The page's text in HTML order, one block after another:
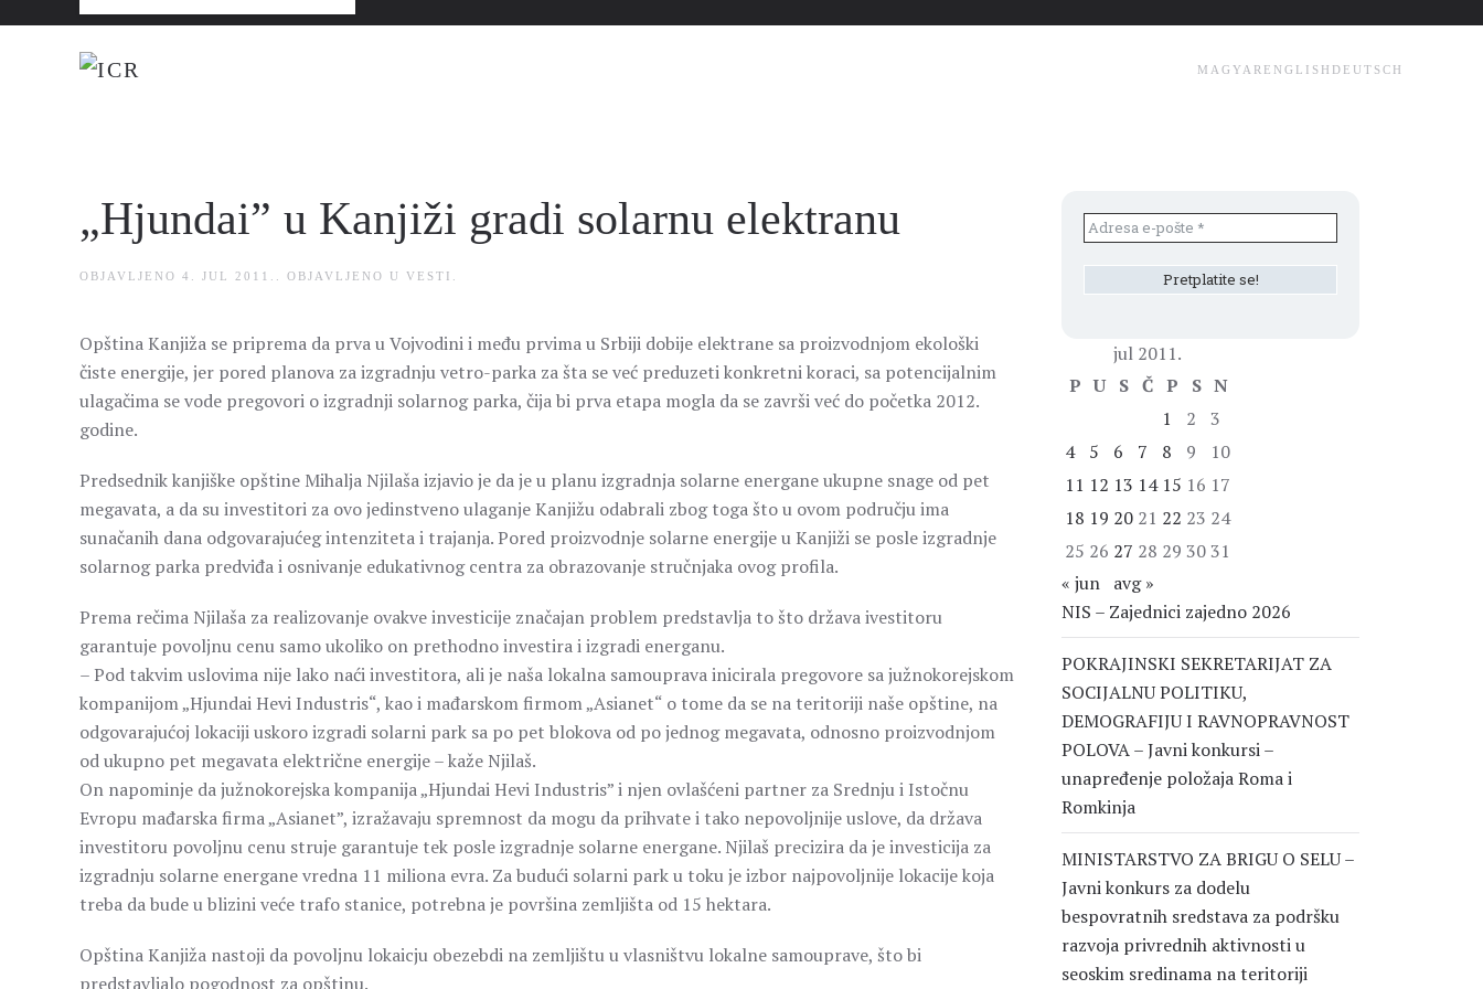
MAGYAR ENGLISH DEUTSCH
„Hjundai” u Kanjiži gradi solarnu elektranu
OBJAVLJENO 4. JUL 2011. . OBJAVLJENO U VESTI
Opština Kanjiža se priprema da prva u Vojvodini i među prvima u Srbiji dobije elektrane sa proizvodnjom ekološki
čiste energije, jer pored planova za izgradnju vetro-parka za šta se već preduzeti konkretni koraci, sa potencijalnim
ulagačima se vode pregovori o izgradnji solarnog parka, čija bi prva etapa mogla da se završi već do početka 2012.
godine.
Predsednik kanjiške opštine Mihalja Njilaša izjavio je da je u planu izgradnja solarne energane ukupne snage od pet
megavata, a da su investitori za ovo jedinstveno ulaganje Kanjižu odabrali zbog toga što u ovom području ima
sunačanih dana odgovarajućeg intenziteta i trajanja. Pored proizvodnje solarne energije u Kanjiži se posle izgradnje
solarnog parka predviđa i osnivanje edukativnog centra za obrazovanje stručnjaka ovog profila.
Prema rečima Njilaša za realizovanje ovakve investicije značajan problem predstavlja to što država ivestitoru
garantuje povoljnu cenu samo ukoliko on prethodno investira i izgradi energanu.
– Pod takvim uslovima nije lako naći investitora, ali je naša lokalna samouprava inicirala pregovore sa južnokorejskom
kompanijom „Hjundai Hevi Industris“, kao i mađarskom firmom „Asianet“ o tome da se na teritoriji naše opštine, na
odgovarajućoj lokaciji uskoro izgradi solarni park sa po pet blokova od po jednog megavata, odnosno proizvodnjom
od ukupno pet megavata električne energije – kaže Njilaš.
On napominje da južnokorejska kompanija „Hjundai Hevi Industris” i njen ovlašćeni partner za Srednju i Istočnu
Evropu mađarska firma „Asianet”, izražavaju spremnost da mogu da prihvate i tako nepovoljnije uslove, da država
investitoru povoljnu cenu struje garantuje tek posle izgradnje solarne energane. Njilaš precizira da je investicija za
izgradnju solarne energane vredna 11 miliona evra. Za budući solarni park u toku je izbor najpovoljnije lokacije koja
treba da bude u blizini veće trafo stanice, potrebna je površina zemljišta od 15 hektara.
Opština Kanjiža nastoji da povoljnu lokaicju obezebdi na zemljištu u vlasništvu lokalne samouprave, što bi
predstavljalo pogodnost za opštinu.
jul 2011.
P U S Č P S N
1
2
3
4
5 6 7 8 9
10
11 12 13 14 15 16 17
18 19 20 21 22 23 24
25 26 27 28 29 30 31
« jun avg »
NIS – Zajednici zajedno 2026
POKRAJINSKI SEKRETARIJAT ZA
SOCIJALNU POLITIKU,
DEMOGRAFIJU I RAVNOPRAVNOST
POLOVA – Javni konkursi –
unapređenje položaja Roma i
Romkinja
MINISTARSTVO ZA BRIGU O SELU –
Javni konkurs za dodelu
bespovratnih sredstava za podršku
razvoja privrednih aktivnosti u
seoskim sredinama na teritoriji